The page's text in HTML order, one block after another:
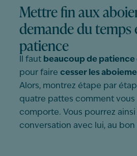
Mettre fin aux
demande du temps
patience
Il faut beaucoup de
pour faire cesser les
Alors, montrez étape par
quatre pattes comment vous
comporte. Vous pourrez
conversation avec lui, au bon